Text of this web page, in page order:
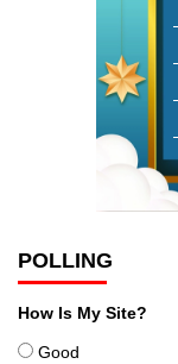
POLLING
How Is My Site?
Good